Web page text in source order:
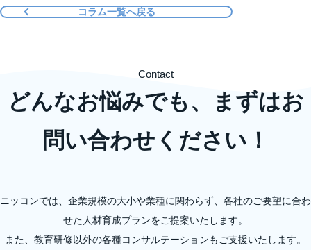
コラム一覧へ戻る
どんなお悩みでも、まずはお
問い合わせください！
Contact
ニッコンでは、企業規模の大小や業種に関わらず、各社のご要望に合わ
せた人材育成プランをご提案いたします。
また、教育研修以外の各種コンサルテーションもご支援いたします。